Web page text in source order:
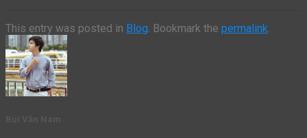
This entry was posted in Blog . Bookmark the permalink